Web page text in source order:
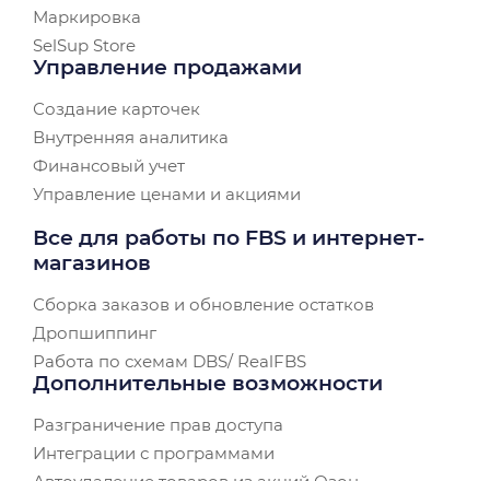
Маркировка
SelSup Store
Управление продажами
Создание карточек
Внутренняя аналитика
Финансовый учет
Управление ценами и акциями
Все для работы по FBS и интернет-
магазинов
Сборка заказов и обновление остатков
Дропшиппинг
Работа по схемам DBS/ RealFBS
Дополнительные возможности
Разграничение прав доступа
Интеграции с программами